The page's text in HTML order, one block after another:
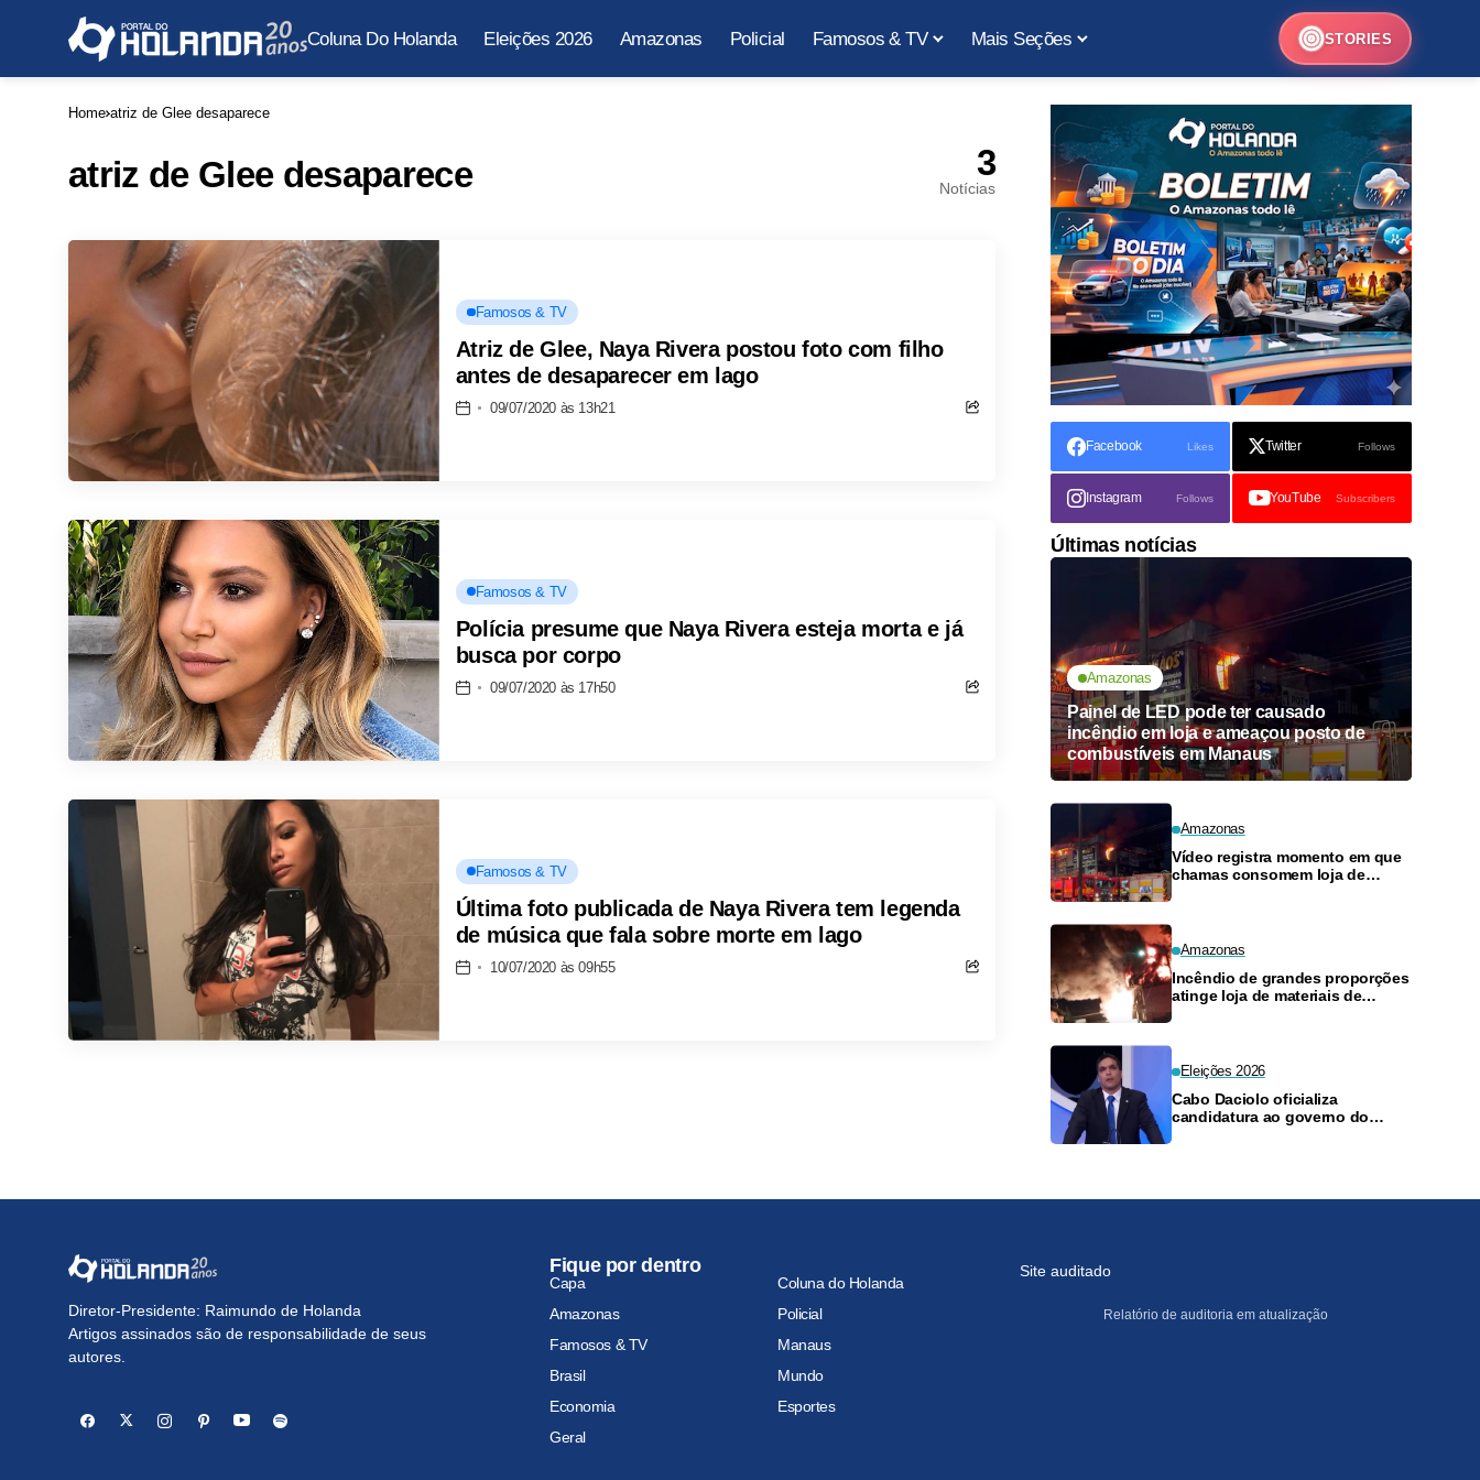
Coluna Do Holanda Eleições 2026 Amazonas Policial Famosos & TV Mais Seções STORIES
Home atriz de Glee desaparece
atriz de Glee desaparece 3
Notícias
Famosos & TV
Atriz de Glee, Naya Rivera postou foto com filho
antes de desaparecer em lago
09/07/2020 às 13h21
Famosos & TV
Polícia presume que Naya Rivera esteja morta e já
busca por corpo
09/07/2020 às 17h50
Famosos & TV
Última foto publicada de Naya Rivera tem legenda
de música que fala sobre morte em lago
10/07/2020 às 09h55
Facebook Likes Twitter Follows
Instagram Follows YouTube Subscribers
Últimas notícias
Amazonas
Painel de LED pode ter causado
incêndio em loja e ameaçou posto de
combustíveis em Manaus
Amazonas
Vídeo registra momento em que
chamas consomem loja de
Amazonas
Incêndio de grandes proporções
atinge loja de materiais de
Eleições 2026
Cabo Daciolo oficializa
candidatura ao governo do
Diretor-Presidente: Raimundo de Holanda
Artigos assinados são de responsabilidade de seus
autores.
Fique por dentro
Capa
Coluna do Holanda
Amazonas
Policial
Famosos & TV
Manaus
Brasil
Mundo
Economia
Esportes
Geral
Site auditado
Relatório de auditoria em atualização